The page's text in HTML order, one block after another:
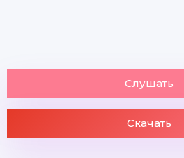
Слушать
Скачать